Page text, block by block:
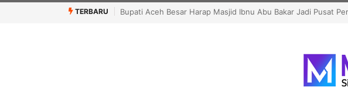
TERBARU Lomba dan Karnaval HUT RI Jangan Jadi Ajang Judi dan